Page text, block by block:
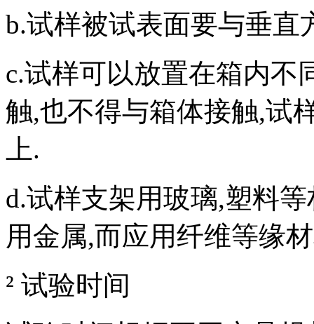
b.试样被试表面要与垂直
c.试样可以放置在箱内不
触,也不得与箱体接触,试
上.
d.试样支架用玻璃,塑料
用金属,而应用纤维等缘
² 试验时间